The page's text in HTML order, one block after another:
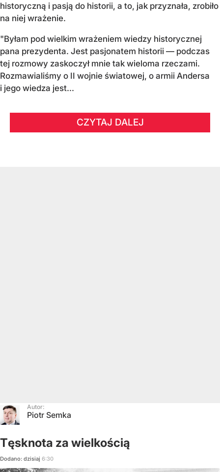
historyczną i pasją do historii, a to, jak przyznała, zrobiło
na niej wrażenie.
"Byłam pod wielkim wrażeniem wiedzy historycznej
pana prezydenta. Jest pasjonatem historii — podczas
tej rozmowy zaskoczył mnie tak wieloma rzeczami.
Rozmawialiśmy o II wojnie światowej, o armii Andersa
i jego wiedza jest...
CZYTAJ DALEJ
Autor:
Piotr Semka
Tęsknota za wielkością
Dodano: dzisiaj 6:30